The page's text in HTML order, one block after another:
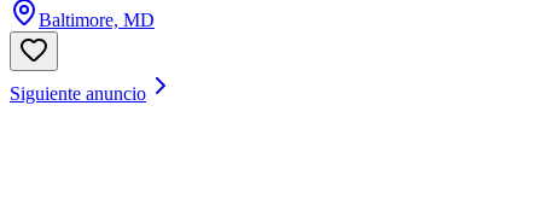
Baltimore, MD
Siguiente anuncio